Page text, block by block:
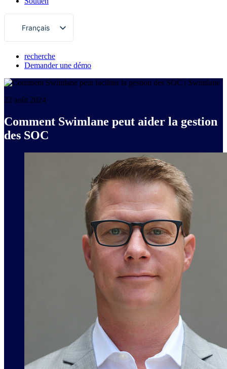
Français
English
Deutsch
日本語
한국어
Español
recherche
Demander une démo
22 août 2024
Comment Swimlane peut aider la gestion
des SOC